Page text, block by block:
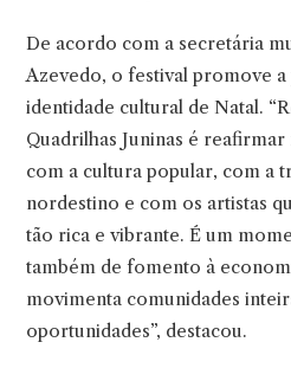
De acordo com a secretária
Azevedo, o festival promove a
identidade cultural de Natal.
Quadrilhas Juninas é
com a cultura popular, com a
nordestino e com os artistas
tão rica e vibrante. É um
também de fomento à
movimenta comunidades
oportunidades”, destacou.